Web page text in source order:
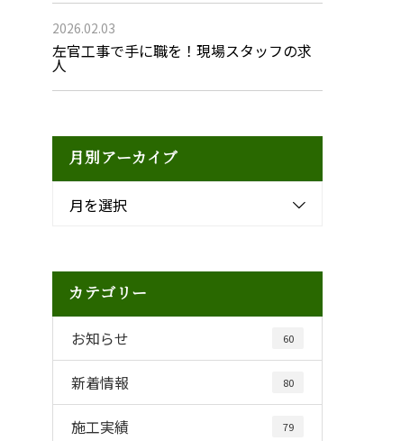
2026.02.03
左官工事で手に職を！現場スタッフの求
人
月別アーカイブ
月を選択
カテゴリー
お知らせ 60
新着情報 80
施工実績 79